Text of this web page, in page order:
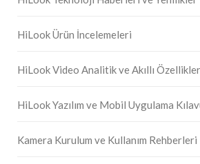
HiLook Ürün İncelemeleri
HiLook Video Analitik ve Akıllı Özellikler
HiLook Yazılım ve Mobil Uygulama
Kamera Kurulum ve Kullanım Rehberleri